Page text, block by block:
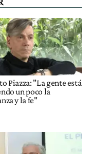
Piazza: "La gente está
un poco la
y la fe"